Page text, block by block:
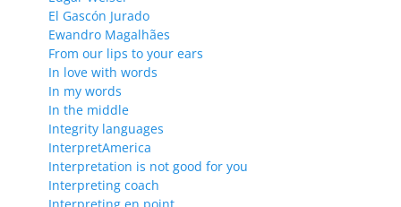
El Gascón Jurado
Ewandro Magalhães
From our lips to your ears
In love with words
In my words
In the middle
Integrity languages
InterpretAmerica
Interpretation is not good for you
Interpreting coach